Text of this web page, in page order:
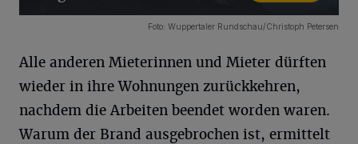
Foto: Wuppertaler Rundschau/Christoph Petersen
Alle anderen Mieterinnen und Mieter dürften
wieder in ihre Wohnungen zurückkehren,
nachdem die Arbeiten beendet worden waren.
Warum der Brand ausgebrochen ist, ermittelt